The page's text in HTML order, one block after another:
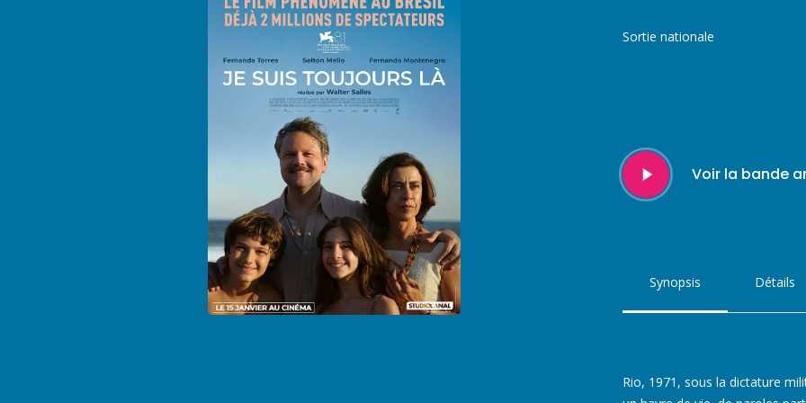
Sortie nationale
Play
Video
Voir la bande
Synopsis Détails
Rio, 1971, sous la dictature